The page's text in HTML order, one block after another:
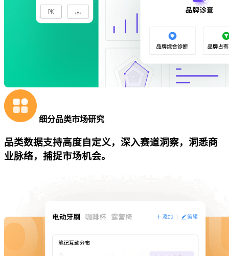
细分品类市场研究
品类数据支持高度自定义，深入赛道洞察，洞悉商
业脉络，捕捉市场机会。